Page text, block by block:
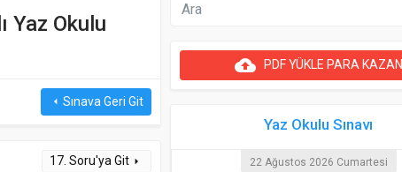
Yaz Okulu
arrow_leftSınava Geri Git
17. Soru'ya Git arrow_right
cloud_uploadPDF YÜKLE PARA KAZAN
Yaz Okulu Sınavı
22 Ağustos 2026 Cumartesi